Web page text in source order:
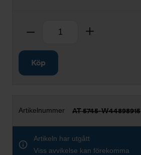
Ta bort
Köp
AT 5745-W44898915
Artikeln har utgått
Viss avvikelse kan förekomma